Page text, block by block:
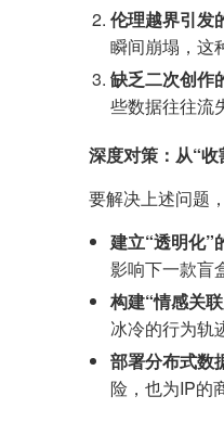
伦理越界引发
瞬间崩塌，这
缺乏二次创作
些数据往往流
深度对策：从“收
要解决上述问题
建立“透明化”
影响下一款盲
构建“情感关
冰冷的行为轨
部署分布式数
险，也为IP的